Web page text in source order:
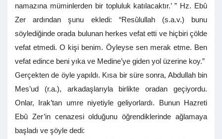
namazına müminlerden bir topluluk katılacaktır.’ ” Hz. Ebû
Zer ardından şunu ekledi: “Resûlullah (s.a.v.) bunu
söylediğinde orada bulunan herkes vefat etti ve hiçbiri çölde
vefat etmedi. O kişi benim. Öyleyse sen merak etme. Ben
vefat edince beni yıka ve Medine’ye giden yol üzerine koy.”
Gerçekten de öyle yapıldı. Kısa bir süre sonra, Abdullah bin
Mes’ud (r.a.), arkadaşlarıyla birlikte oradan geçiyordu.
Onlar, Irak’tan umre niyetiyle geliyorlardı. Bunun Hazreti
Ebû Zer’in cenazesi olduğunu öğrendiklerinde ağlamaya
başladı ve şöyle dedi: